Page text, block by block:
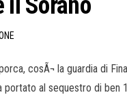
cosÃ¬ la guardia di
portato al sequestro di